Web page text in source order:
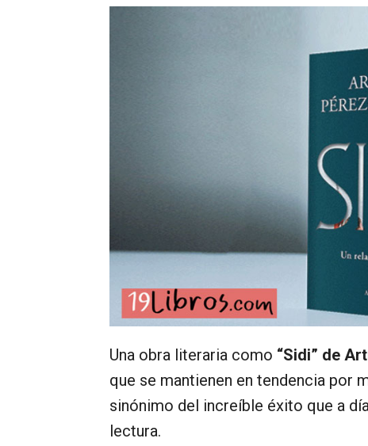
Una obra literaria como “Sidi” de
que se mantienen en tendencia por
sinónimo del increíble éxito que a
lectura.